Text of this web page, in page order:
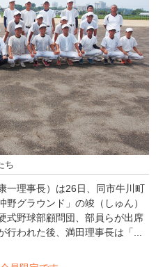
ち
一理事長）は26日、同市牛川町
グラウンド」の竣（しゅん）
式野球部顧問団、部員らが出席
われた後、満田理事長は「...